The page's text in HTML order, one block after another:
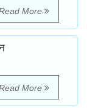
More
More